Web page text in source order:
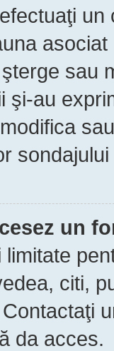
sau
şi-au
un
citi,
da acces.